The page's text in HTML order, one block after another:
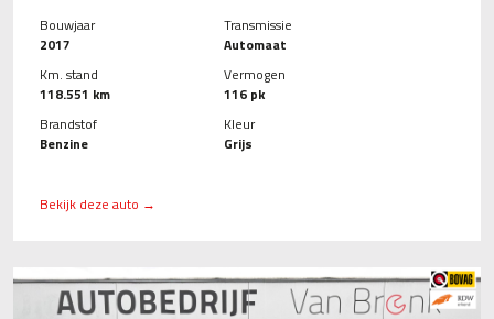
Bouwjaar
2017
Km. stand
118.551 km
Brandstof
Benzine
Transmissie
Automaat
Vermogen
116 pk
Kleur
Grijs
Bekijk deze auto →